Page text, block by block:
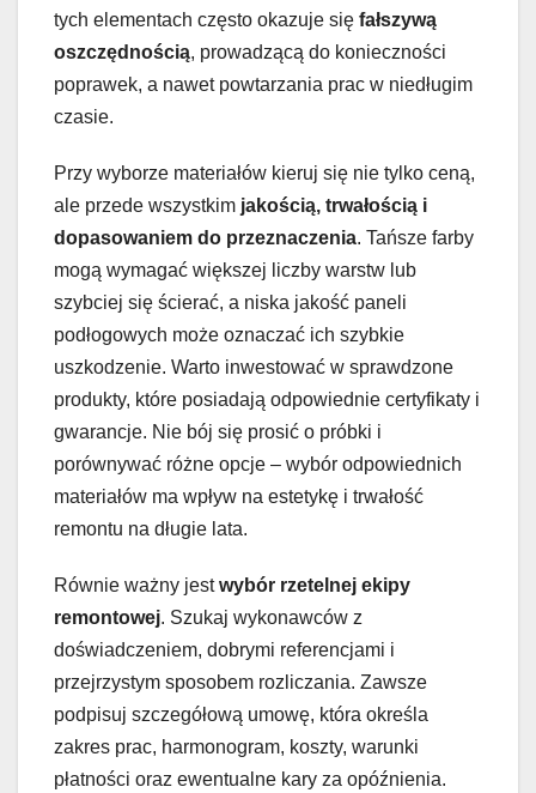
tych elementach często okazuje się fałszywą
oszczędnością, prowadzącą do konieczności
poprawek, a nawet powtarzania prac w niedługim
czasie.
Przy wyborze materiałów kieruj się nie tylko ceną,
ale przede wszystkim jakością, trwałością i
dopasowaniem do przeznaczenia. Tańsze farby
mogą wymagać większej liczby warstw lub
szybciej się ścierać, a niska jakość paneli
podłogowych może oznaczać ich szybkie
uszkodzenie. Warto inwestować w sprawdzone
produkty, które posiadają odpowiednie certyfikaty i
gwarancje. Nie bój się prosić o próbki i
porównywać różne opcje – wybór odpowiednich
materiałów ma wpływ na estetykę i trwałość
remontu na długie lata.
Równie ważny jestwybór rzetelnej ekipy
remontowej. Szukaj wykonawców z
doświadczeniem, dobrymi referencjami i
przejrzystym sposobem rozliczania. Zawsze
podpisuj szczegółową umowę, która określa
zakres prac, harmonogram, koszty, warunki
płatności oraz ewentualne kary za opóźnienia.